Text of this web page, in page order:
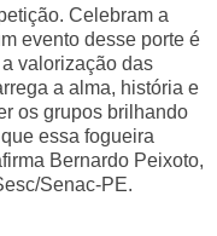
Celebram a
evento desse porte é
valorização das
a alma, história e
os grupos brilhando
essa fogueira
Bernardo Peixoto,
Senac-PE.